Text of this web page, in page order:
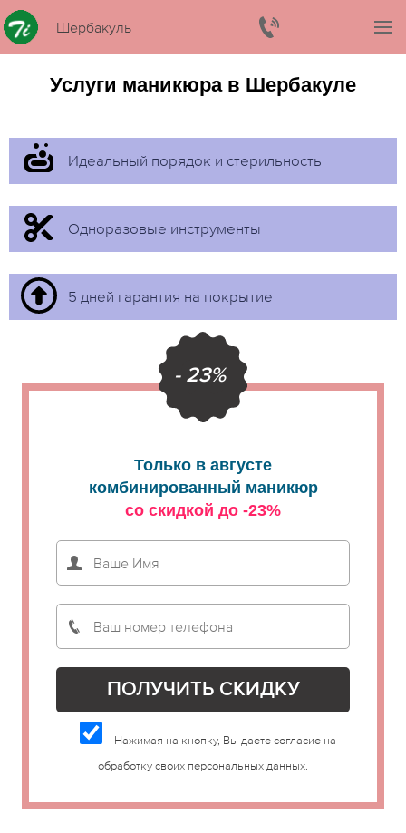
Шербакуль
Услуги маникюра в Шербакуле
Идеальный порядок и стерильность
Одноразовые инструменты
5 дней гарантия на покрытие
- 23%
Только в августе
комбинированный маникюр
со скидкой до -23%
Нажимая на кнопку, Вы даете согласие на
обработку своих персональных данных.